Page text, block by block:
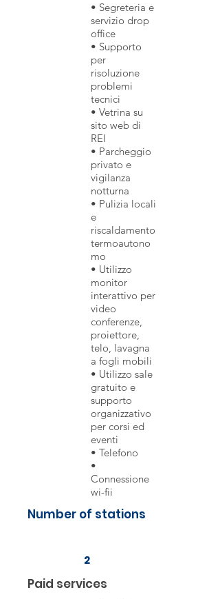
• Segreteria e
servizio drop
office
• Supporto
per
risoluzione
problemi
tecnici
• Vetrina su
sito web di
REI
• Parcheggio
privato e
vigilanza
notturna
• Pulizia locali
e
riscaldamento
termoautono
mo
• Utilizzo
monitor
interattivo per
video
conferenze,
proiettore,
telo, lavagna
a fogli mobili
• Utilizzo sale
gratuito e
supporto
organizzativo
per corsi ed
eventi
• Telefono
•
Connessione
wi-fii
Number of stations
2
Paid services